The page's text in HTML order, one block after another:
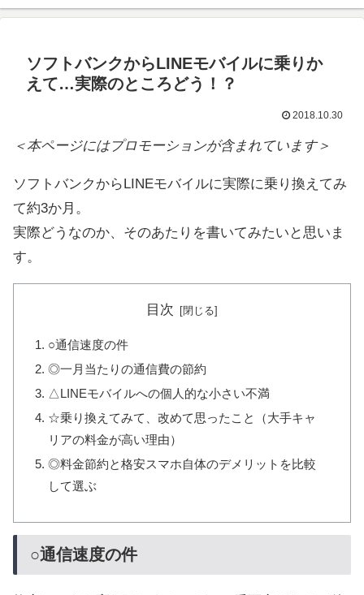
ソフトバンクからLINEモバイルに乗りか
えて…実際のところどう！？
2018.10.30
＜本ページにはプロモーションが含まれています＞
ソフトバンクからLINEモバイルに実際に乗り換えてみ
て約3か月。
実際どうなのか、そのあたりを書いてみたいと思いま
す。
目次
○通信速度の件
◎一月当たりの通信費の節約
△LINEモバイルへの個人的な小さい不満
☆乗り換えてみて、改めて思ったこと（大手キャ
リアの料金が高い理由）
◎料金節約と格安スマホ自体のデメリットを比較
して選ぶ
○通信速度の件